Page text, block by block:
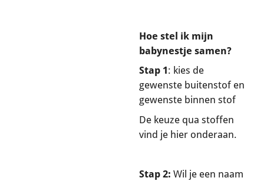
Hoe stel ik mijn
babynestje samen?
Stap 1: kies de
gewenste buitenstof en
gewenste binnen stof
De keuze qua stoffen
vind je hier onderaan.
Stap 2: Wil je een naam